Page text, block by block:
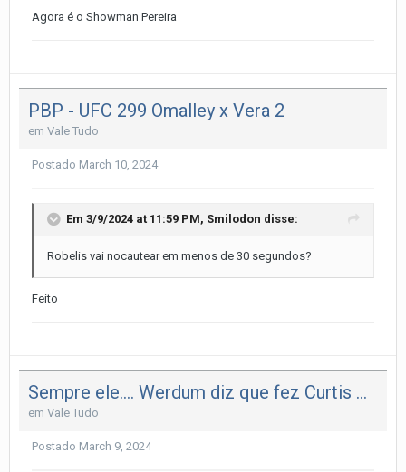
Agora é o Showman Pereira
PBP - UFC 299 Omalley x Vera 2
em Vale Tudo
Postado March 10, 2024
Em 3/9/2024 at 11:59 PM, Smilodon disse:
Robelis vai nocautear em menos de 30 segundos?
Feito
Sempre ele.... Werdum diz que fez Curtis Blaydes sangrar em treino
em Vale Tudo
Postado March 9, 2024